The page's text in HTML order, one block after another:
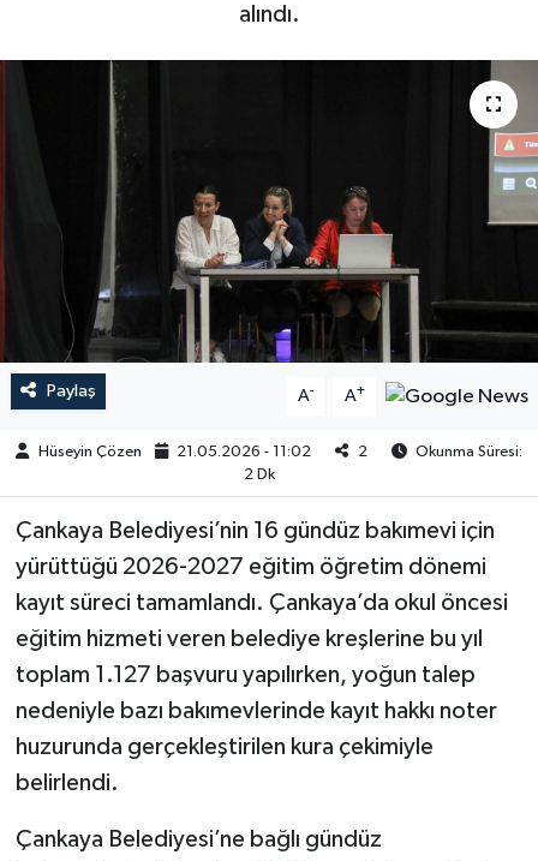
alındı.
Paylaş A- A+
Hüseyin Çözen 21.05.2026 - 11:02 2
Okunma Süresi:
2 Dk
Çankaya Belediyesi’nin 16 gündüz bakımevi için
yürüttüğü 2026-2027 eğitim öğretim dönemi
kayıt süreci tamamlandı. Çankaya’da okul öncesi
eğitim hizmeti veren belediye kreşlerine bu yıl
toplam 1.127 başvuru yapılırken, yoğun talep
nedeniyle bazı bakımevlerinde kayıt hakkı noter
huzurunda gerçekleştirilen kura çekimiyle
belirlendi.
Çankaya Belediyesi’ne bağlı gündüz